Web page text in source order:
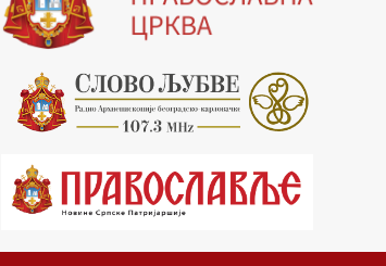
19.30 Вечерње молитве
20.00 Вести из Цркве
20.15 Реч архијереја
20.30 Млади у Цркви
21.03 Гугл пита
22.03 Црквена предавања и трибине